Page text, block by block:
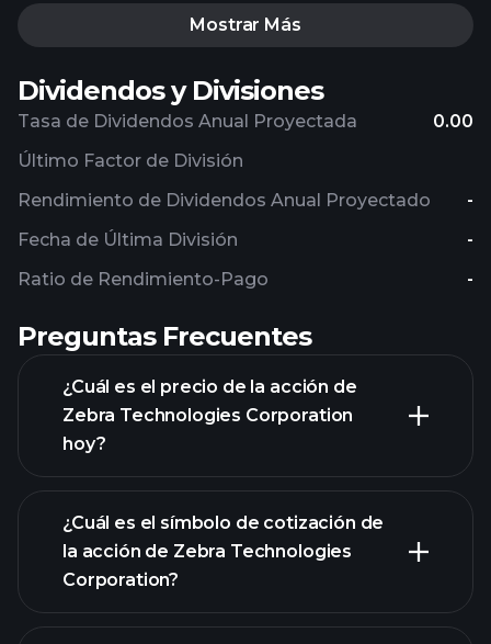
Mostrar Más
Dividendos y Divisiones
Tasa de Dividendos Anual Proyectada 0.00
Rendimiento de Dividendos Anual Proyectado -
Ratio de Rendimiento-Pago -
Último Factor de División
Fecha de Última División -
Preguntas Frecuentes
¿Cuál es el precio de la acción de
Zebra Technologies Corporation
hoy?
gráfico
¿Cuál es el símbolo de cotización de
la acción de Zebra Technologies
Corporation?